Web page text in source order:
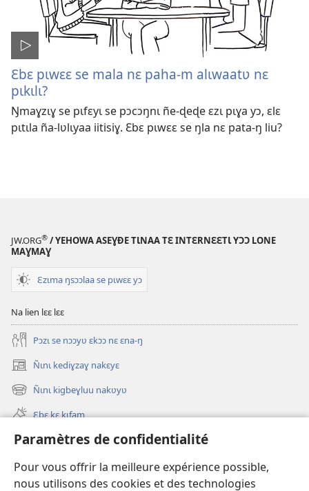
Paramètres de confidentialité
Pour vous offrir la meilleure expérience possible,
nous utilisons des cookies et des technologies
Ɛbɛ pɩwɛɛ se mala nɛ paha-m alɩwaatʋ nɛ
pɩkɩlɩ?
Ŋmaɣzɩɣ se pɩfɛyɩ se pɔcɔŋnɩ ñe-ɖeɖe ɛzɩ pɩɣa yɔ, ɛlɛ
pɩtɩla ña-lʋlɩyaa iitisiɣ. Ɛbɛ pɩwɛɛ se ŋla nɛ pata-ŋ liu?
JW.ORG® / YEHOWA ASEƔĐE TƖNAA TƐ INTƐRNƐƐTƖ YƆƆ LONE
MAƔMAƔ
Ɛzɩma ŋsɔɔlaa se pɩwɛɛ yɔ
Na lien lɛɛ lɛɛ
Pɔzɩ se nɔɔyʋ ɛkɔɔ nɛ ɛna-ŋ
Ñɩnɩ kediɣzaɣ nakɛyɛ
(ouvre
une
nouvelle
fenêtre)
Ñɩnɩ kigbeɣluu nakʋyʋ
(ouvre
une
fenêtre)
Ɛbɛ kɛ kɩfam
Videowaa
Search